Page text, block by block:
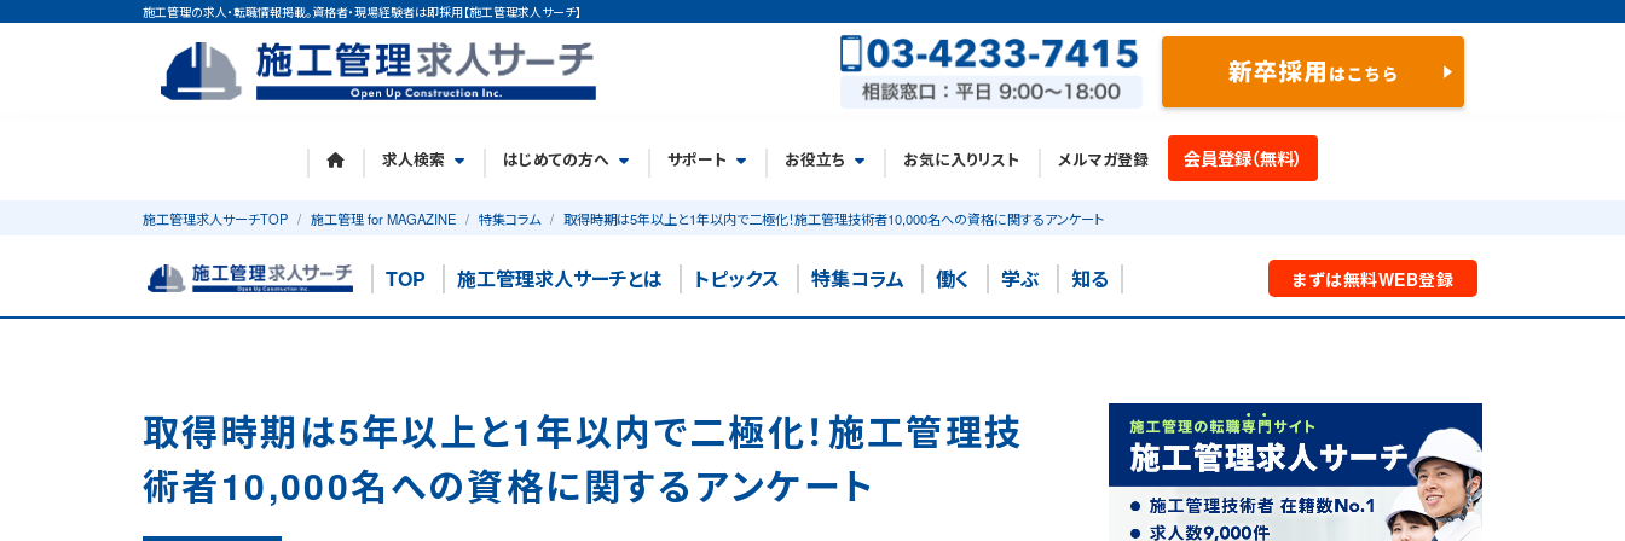
施工管理の求人・転職情報掲載。資格者・現場経験者は即採用【施工管理求人サーチ】
求人検索 はじめての方へ サポート お役立ち お気に入りリスト メルマガ登録 会員登録（無料）
施工管理求人サーチTOP 施工管理 for MAGAZINE 特集コラム 取得時期は5年以上と1年以内で二極化！施工管理技術者10,000名への資格に関するアンケート
TOP 施工管理求人サーチとは トピックス 特集コラム 働く 学ぶ 知る まずは無料WEB登録
取得時期は5年以上と1年以内で二極化！施工管理技
術者10,000名への資格に関するアンケート